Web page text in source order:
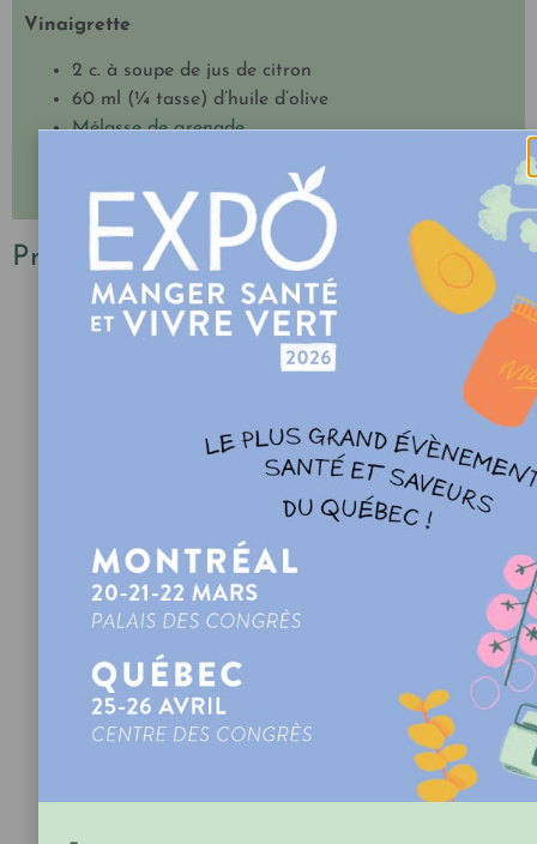
Vinaigrette
2 c. à soupe de jus de citron
60 ml (¼ tasse) d’huile d’olive
Mélasse de grenade
Préparation
Préparer la vinaigrette. Dans un bol, mélanger tous
les ingrédients. Réserver.
Préchauffer le barbecue ou le four à gril (broil).
À l’aide d’une fourchette, percer les aubergines et les
déposer directement sur la grille du barbecue ou du
Les faire griller environ 20 minutes (en les retournant
de temps à autre) ou jusqu’à ce qu’elles soient
Retirer les aubergines chaudes et les mettre aussitôt
dans un plat couvert d’une pellicule plastique ou dans
un sac refermable pendant 10 minutes (ce bain de
vapeur les rendra plus faciles à peler). Retirer et jeter
la pelure.
Sur une planche à découper, écraser la chair des
aubergines avec le dos d’un couteau jusqu’à
l’obtention d’une purée grossière (et non lisse).
Dans un bol, mélanger les oignons verts, la tomate, le
poivron jaune et le persil. Ajouter la purée